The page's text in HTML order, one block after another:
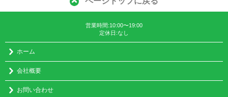
営業時間:10:00〜19:00
定休日:なし
ホーム
会社概要
お問い合わせ